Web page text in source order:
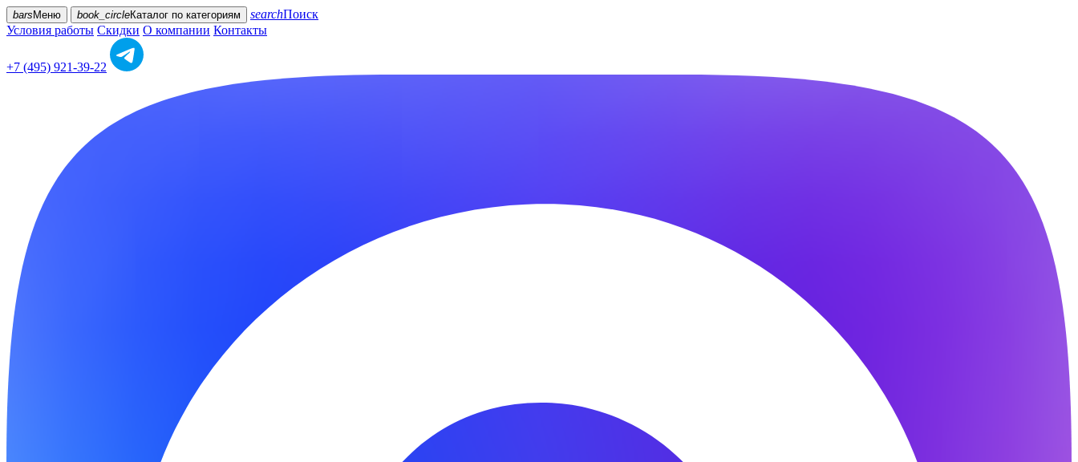
bars Меню book_circleКаталог по категориям searchПоиск
Условия работы Скидки О компании Контакты
+7 (495) 921-39-22